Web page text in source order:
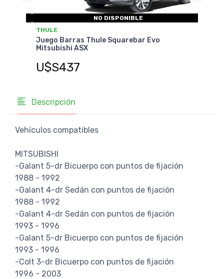
NO DISPONIBLE
THULE
Juego Barras Thule Squarebar Evo
Mitsubishi ASX
U$S437
Descripción
Vehículos compatibles
MITSUBISHI
-Galant 5-dr Bicuerpo con puntos de fijación
1988 - 1992
-Galant 4-dr Sedán con puntos de fijación
1988 - 1992
-Galant 4-dr Sedán con puntos de fijación
1993 - 1996
-Galant 5-dr Bicuerpo con puntos de fijación
1993 - 1996
-Colt 3-dr Bicuerpo con puntos de fijación
1996 - 2003